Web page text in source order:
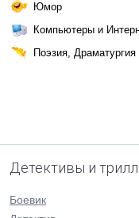
Юмор
Компьютеры и
Поэзия, Драматургия
Детективы и
Боевик